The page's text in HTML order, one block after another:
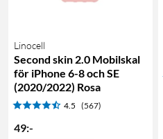
Linocell
Second skin 2.0 Mobilskal
för iPhone 6-8 och SE
(2020/2022) Rosa
4.5 (567)
49:-